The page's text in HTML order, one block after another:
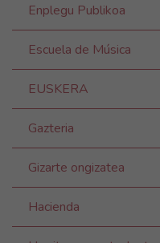
Enplegu Publikoa
Escuela de Música
EUSKERA
Gazteria
Gizarte ongizatea
Hacienda